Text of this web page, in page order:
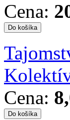
Cena:
Cena: